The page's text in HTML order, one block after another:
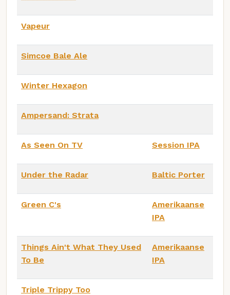
Vapeur
Simcoe Bale Ale
Winter Hexagon
Ampersand: Strata
As Seen On TV Session IPA
Under the Radar Baltic Porter
Green C's
Amerikaanse
IPA
Things Ain't What They Used
To Be
Amerikaanse
IPA
Triple Trippy Too